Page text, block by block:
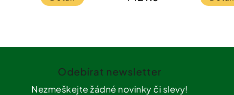
Odebírat newsletter
Nezmeškejte žádné novinky či slevy!